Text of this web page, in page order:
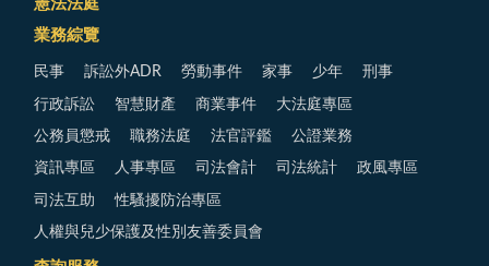
憲法法庭
業務綜覽
民事 訴訟外ADR 勞動事件 家事 少年 刑事
行政訴訟 智慧財產 商業事件 大法庭專區
公務員懲戒 職務法庭 法官評鑑 公證業務
資訊專區 人事專區 司法會計 司法統計 政風專區
司法互助 性騷擾防治專區
人權與兒少保護及性別友善委員會